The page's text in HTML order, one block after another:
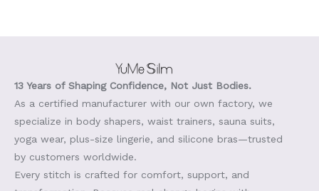
13 Years of Shaping Confidence, Not Just Bodies.
As a certified manufacturer with our own factory, we
specialize in body shapers, waist trainers, sauna suits,
yoga wear, plus-size lingerie, and silicone bras—trusted
by customers worldwide.
Every stitch is crafted for comfort, support, and